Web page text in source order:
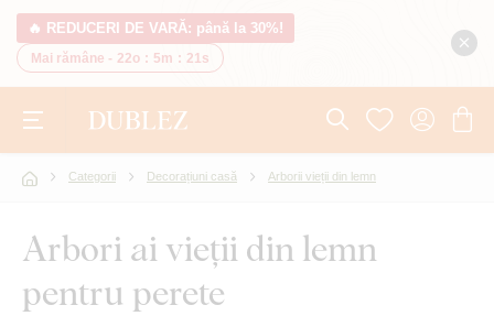
🔥 REDUCERI DE VARĂ: până la 30%!
Mai rămâne - 22o : 5m : 20s
Categorii Decorațiuni casă Arborii vieții din lemn
Arbori ai vieții din lemn
pentru perete